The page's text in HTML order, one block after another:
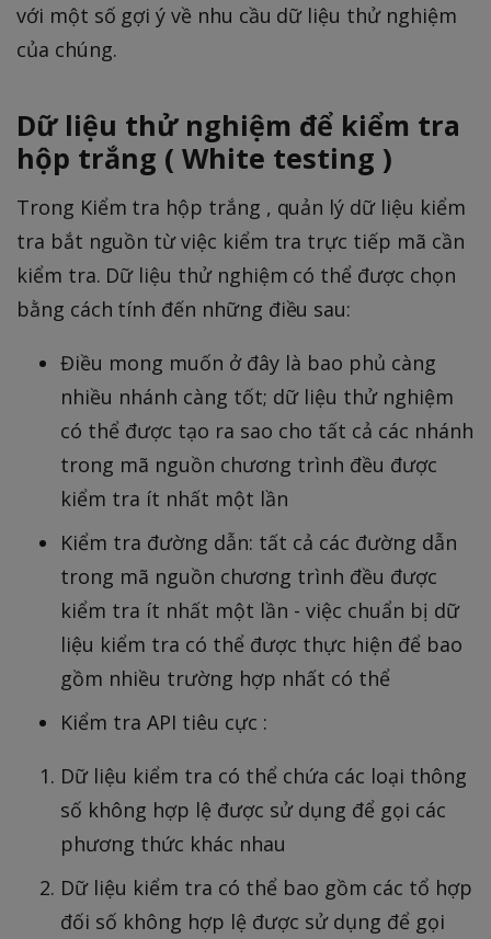
với một số gợi ý về nhu cầu dữ liệu thử nghiệm
của chúng.
Dữ liệu thử nghiệm để kiểm tra
hộp trắng ( White testing )
Trong Kiểm tra hộp trắng , quản lý dữ liệu kiểm
tra bắt nguồn từ việc kiểm tra trực tiếp mã cần
kiểm tra. Dữ liệu thử nghiệm có thể được chọn
bằng cách tính đến những điều sau:
Điều mong muốn ở đây là bao phủ càng
nhiều nhánh càng tốt; dữ liệu thử nghiệm
có thể được tạo ra sao cho tất cả các nhánh
trong mã nguồn chương trình đều được
kiểm tra ít nhất một lần
Kiểm tra đường dẫn: tất cả các đường dẫn
trong mã nguồn chương trình đều được
kiểm tra ít nhất một lần - việc chuẩn bị dữ
liệu kiểm tra có thể được thực hiện để bao
gồm nhiều trường hợp nhất có thể
Kiểm tra API tiêu cực :
Dữ liệu kiểm tra có thể chứa các loại thông
số không hợp lệ được sử dụng để gọi các
phương thức khác nhau
Dữ liệu kiểm tra có thể bao gồm các tổ hợp
đối số không hợp lệ được sử dụng để gọi